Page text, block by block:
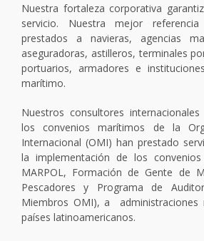
Nuestra fortaleza corporativa
servicio. Nuestra mejor
prestados a navieras, agencias
aseguradoras, astilleros, terminales
portuarios, armadores e
marítimo.
Nuestros consultores
los convenios marítimos de la
Internacional (OMI) han prestado
la implementación de los convenios
MARPOL, Formación de Gente de
Pescadores y Programa de
Miembros OMI), a administraciones
países latinoamericanos.